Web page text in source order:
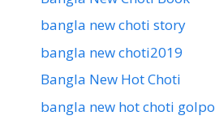
bangla new choti story
bangla new choti2019
Bangla New Hot Choti
bangla new hot choti golpo